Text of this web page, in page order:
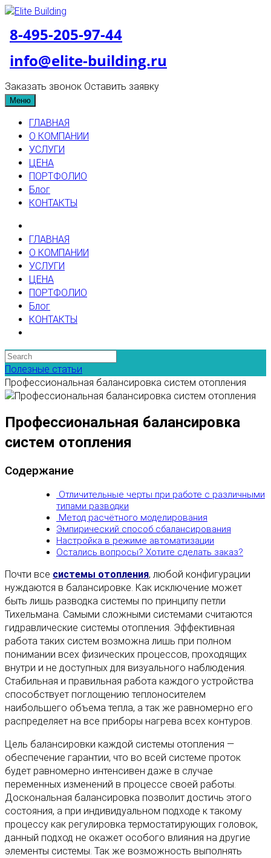
8-495-205-97-44
info@elite-building.ru
Заказать звонок Оставить заявку
Меню
ГЛАВНАЯ
О КОМПАНИИ
УСЛУГИ
ЦЕНА
ПОРТФОЛИО
Блог
КОНТАКТЫ
ГЛАВНАЯ
О КОМПАНИИ
УСЛУГИ
ЦЕНА
ПОРТФОЛИО
Блог
КОНТАКТЫ
Полезные статьи
Профессиональная балансировка систем отопления
Профессиональная балансировка
систем отопления
Содержание
Отличительные черты при работе с различными
типами разводки
Метод расчётного моделирования
Эмпирический способ сбалансирования
Настройка в режиме автоматизации
Остались вопросы? Хотите сделать заказ?
Почти все системы отопления, любой конфигурации
нуждаются в балансировке. Как исключение может
быть лишь разводка системы по принципу петли
Тихельмана. Самыми сложными системами считаются
гидравлические системы отопления. Эффективная
работа таких систем возможна лишь при полном
понимании всех физических процессов, проходящих
внутри и не доступных для визуального наблюдения.
Стабильная и правильная работа каждого устройства
способствует поглощению теплоносителем
наибольшего объема тепла, а так же равномерно его
распределяет на все приборы нагрева всех контуров.
Цель балансировки каждой системы отопления —
обеспечение гарантии, что во всей системе проток
будет равномерно интенсивен даже в случае
переменных изменений в процессе своей работы.
Доскональная балансировка позволит достичь этого
состояния, а при индивидуальном подходе к такому
процессу как регулировка термостатирующих головок,
данный подход не окажет особого влияния на другие
элементы системы. Так же возможность выполнять